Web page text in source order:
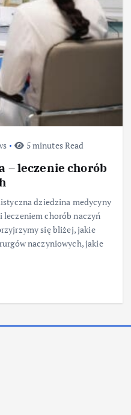
5 minutes Read
– leczenie chorób
dziedzina medycyny
leczeniem chorób naczyń
się bliżej, jakie
naczyniowych, jakie